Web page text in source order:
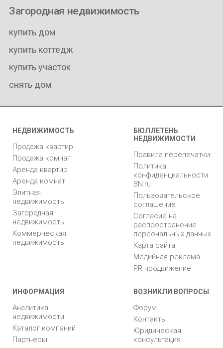
Загородная недвижимость
купить дом
купить коттедж
купить участок
снять дом
НЕДВИЖИМОСТЬ
Продажа квартир
Продажа комнат
Аренда квартир
Аренда комнат
Элитная
недвижимость
Загородная
недвижимость
Коммерческая
недвижимость
БЮЛЛЕТЕНЬ
НЕДВИЖИМОСТИ
Правила перепечатки
Политика
конфиденциальности
BN.ru
Пользовательское
соглашение
Согласие на
распространение
персональных данных
Карта сайта
Медийная реклама
PR продвижение
ИНФОРМАЦИЯ
Аналитика
недвижимости
Каталог компаний
Партнеры
ВОЗНИКЛИ ВОПРОСЫ
Форум
Контакты
Юридическая
консультация